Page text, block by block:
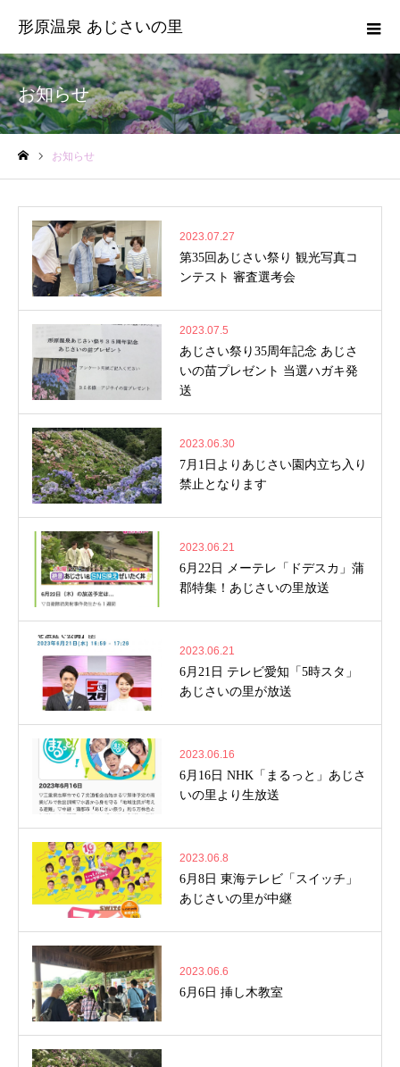
形原温泉 あじさいの里
お知らせ
お知らせ
2023.07.27
第35回あじさい祭り 観光写真コ
ンテスト 審査選考会
2023.07.5
あじさい祭り35周年記念 あじさ
いの苗プレゼント 当選ハガキ発
送
2023.06.30
7月1日よりあじさい園内立ち入り
禁止となります
2023.06.21
6月22日 メーテレ「ドデスカ」蒲
郡特集！あじさいの里放送
2023.06.21
6月21日 テレビ愛知「5時スタ」
あじさいの里が放送
2023.06.16
6月16日 NHK「まるっと」あじさ
いの里より生放送
2023.06.8
6月8日 東海テレビ「スイッチ」
あじさいの里が中継
2023.06.6
6月6日 挿し木教室